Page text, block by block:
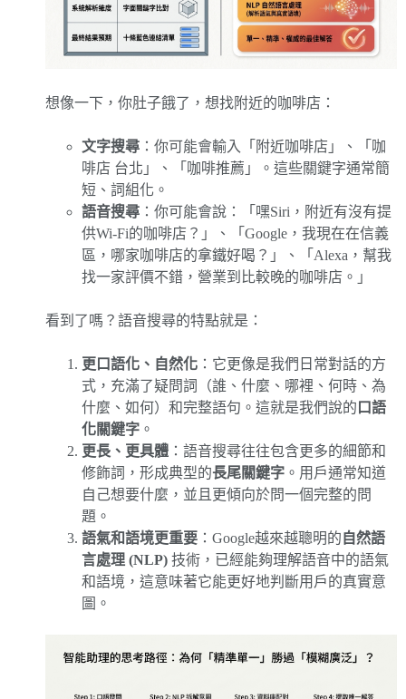
想像一下，你肚子餓了，想找附近的咖啡店：
文字搜尋 ：你可能會輸入「附近咖啡店」、「咖
啡店 台北」、「咖啡推薦」。這些關鍵字通常簡
短、詞組化。
語音搜尋 ：你可能會說：「嘿Siri，附近有沒有提
供Wi-Fi的咖啡店？」、「Google，我現在在信義
區，哪家咖啡店的拿鐵好喝？」、「Alexa，幫我
找一家評價不錯，營業到比較晚的咖啡店。」
看到了嗎？語音搜尋的特點就是：
更口語化、自然化 ：它更像是我們日常對話的方
式，充滿了疑問詞（誰、什麼、哪裡、何時、為
什麼、如何）和完整語句。這就是我們說的 口語
化關鍵字 。
更長、更具體 ：語音搜尋往往包含更多的細節和
修飾詞，形成典型的長尾關鍵字 。用戶通常知道
自己想要什麼，並且更傾向於問一個完整的問
題。
語氣和語境更重要 ：Google越來越聰明的 自然語
言處理 (NLP) 技術，已經能夠理解語音中的語氣
和語境，這意味著它能更好地判斷用戶的真實意
圖。